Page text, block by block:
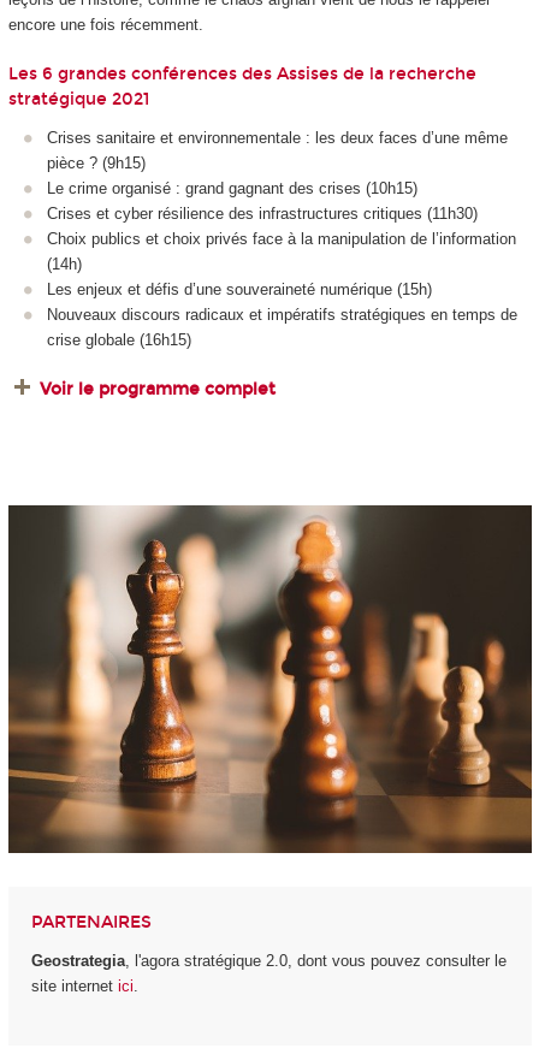
encore une fois récemment.
Les 6 grandes conférences des Assises de la recherche
stratégique 2021
Crises sanitaire et environnementale : les deux faces d’une même
pièce ? (9h15)
Le crime organisé : grand gagnant des crises (10h15)
Crises et cyber résilience des infrastructures critiques (11h30)
Choix publics et choix privés face à la manipulation de l’information
(14h)
Les enjeux et défis d’une souveraineté numérique (15h)
Nouveaux discours radicaux et impératifs stratégiques en temps de
crise globale (16h15)
Voir le programme complet
PARTENAIRES
Geostrategia, l'agora stratégique 2.0, dont vous pouvez consulter le
site internet ici.